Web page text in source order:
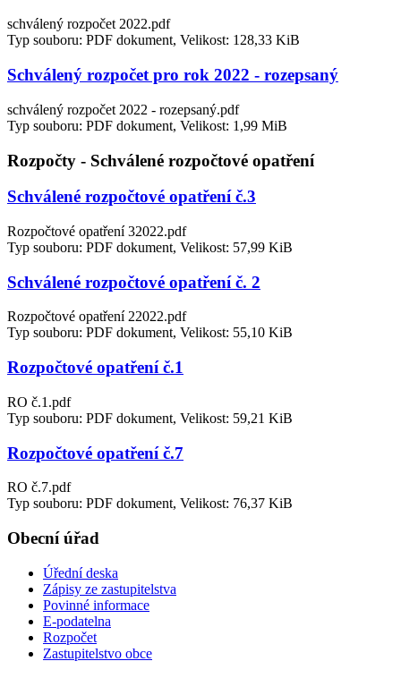
schválený rozpočet 2022.pdf
Typ souboru: PDF dokument, Velikost: 128,33 KiB
Schválený rozpočet pro rok 2022 - rozepsaný
schválený rozpočet 2022 - rozepsaný.pdf
Typ souboru: PDF dokument, Velikost: 1,99 MiB
Rozpočty - Schválené rozpočtové opatření
Schválené rozpočtové opatření č.3
Rozpočtové opatření 32022.pdf
Typ souboru: PDF dokument, Velikost: 57,99 KiB
Schválené rozpočtové opatření č. 2
Rozpočtové opatření 22022.pdf
Typ souboru: PDF dokument, Velikost: 55,10 KiB
Rozpočtové opatření č.1
RO č.1.pdf
Typ souboru: PDF dokument, Velikost: 59,21 KiB
Rozpočtové opatření č.7
RO č.7.pdf
Typ souboru: PDF dokument, Velikost: 76,37 KiB
Obecní úřad
Úřední deska
Zápisy ze zastupitelstva
Povinné informace
E-podatelna
Rozpočet
Zastupitelstvo obce